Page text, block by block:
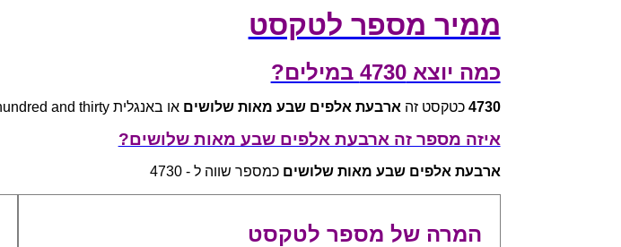
ממיר מספר לטקסט
כמה יוצא 4730 במילים?
4730 כטקסט זה ארבעת אלפים שבע מאות שלושים או באנגלית four thousand seven hundred and thirty
איזה מספר זה ארבעת אלפים שבע מאות שלושים?
ארבעת אלפים שבע מאות שלושים כמספר שווה ל - 4730
המרה של מספר לטקסט